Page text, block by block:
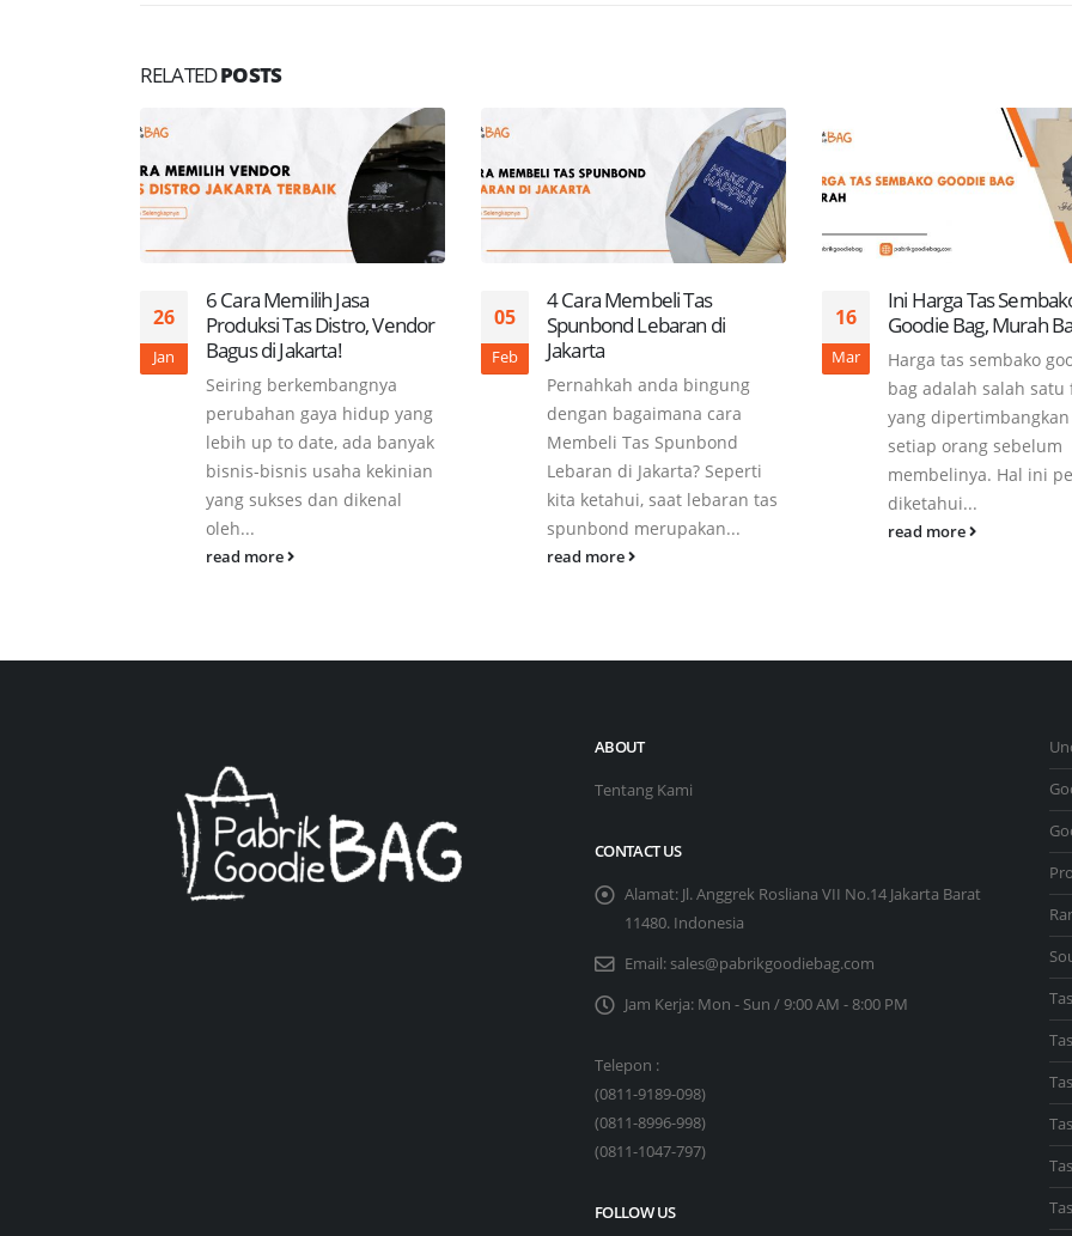
RELATEDPOSTS
26
Jan
6 Cara Memilih Jasa
Produksi Tas Distro, Vendor
Bagus di Jakarta!
Seiring berkembangnya
perubahan gaya hidup yang
lebih up to date, ada banyak
bisnis-bisnis usaha kekinian
yang sukses dan dikenal
oleh...
read more
05
Feb
4 Cara Membeli Tas
Spunbond Lebaran di
Jakarta
Pernahkah anda bingung
dengan bagaimana cara
Membeli Tas Spunbond
Lebaran di Jakarta? Seperti
kita ketahui, saat lebaran tas
spunbond merupakan...
read more
16
Mar
Ini Harga Tas
Goodie Bag, Murah
Harga tas sembako
bag adalah salah satu
yang
setiap orang sebelum
membelinya. Hal ini
diketahui...
read more
ABOUT
Tentang Kami
CONTACT US
Alamat: Jl. Anggrek Rosliana VII No.14 Jakarta Barat
11480. Indonesia
Email:sales@pabrikgoodiebag.com
Jam Kerja: Mon - Sun / 9:00 AM - 8:00 PM
Telepon :
(0811-9189-098)
(0811-8996-998)
(0811-1047-797)
FOLLOW US